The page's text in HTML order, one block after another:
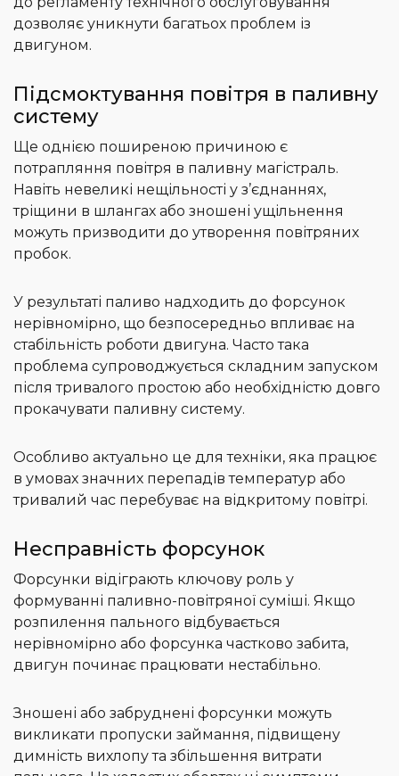
дозволяє уникнути багатьох проблем із
двигуном.
Підсмоктування повітря в паливну
систему
Ще однією поширеною причиною є
потрапляння повітря в паливну магістраль.
Навіть невеликі нещільності у з’єднаннях,
тріщини в шлангах або зношені ущільнення
можуть призводити до утворення повітряних
пробок.
У результаті паливо надходить до форсунок
нерівномірно, що безпосередньо впливає на
стабільність роботи двигуна. Часто така
проблема супроводжується складним запуском
після тривалого простою або необхідністю довго
прокачувати паливну систему.
Особливо актуально це для техніки, яка працює
в умовах значних перепадів температур або
тривалий час перебуває на відкритому повітрі.
Несправність форсунок
Форсунки відіграють ключову роль у
формуванні паливно-повітряної суміші. Якщо
розпилення пального відбувається
нерівномірно або форсунка частково забита,
двигун починає працювати нестабільно.
Зношені або забруднені форсунки можуть
викликати пропуски займання, підвищену
димність вихлопу та збільшення витрати